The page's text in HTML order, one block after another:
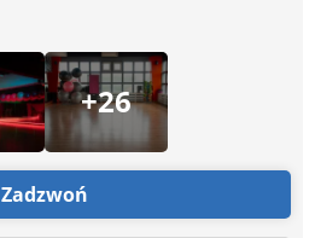
+26
Zadzwoń